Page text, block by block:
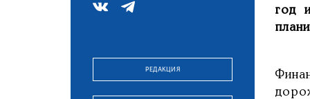
РЕДАКЦИЯ
год